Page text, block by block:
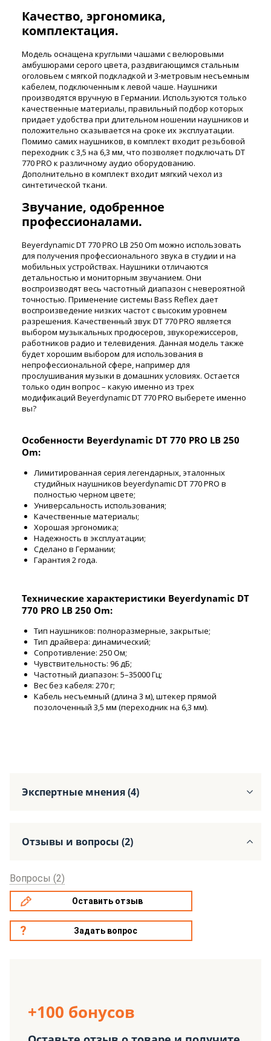
Качество, эргономика,
комплектация.
Модель оснащена круглыми чашами с велюровыми
амбушюрами серого цвета, раздвигающимся стальным
оголовьем с мягкой подкладкой и 3-метровым несъемным
кабелем, подключенным к левой чаше. Наушники
производятся вручную в Германии. Используются только
качественные материалы, правильный подбор которых
придает удобства при длительном ношении наушников и
положительно сказывается на сроке их эксплуатации.
Помимо самих наушников, в комплект входит резьбовой
переходник с 3,5 на 6,3 мм, что позволяет подключать DT
770 PRO к различному аудио оборудованию.
Дополнительно в комплект входит мягкий чехол из
синтетической ткани.
Звучание, одобренное
профессионалами.
Beyerdynamic DT 770 PRO LB 250 Om можно использовать
для получения профессионального звука в студии и на
мобильных устройствах. Наушники отличаются
детальностью и мониторным звучанием. Они
воспроизводят весь частотный диапазон с невероятной
точностью. Применение системы Bass Reflex дает
воспроизведение низких частот с высоким уровнем
разрешения. Качественный звук DT 770 PRO является
выбором музыкальных продюсеров, звукорежиссеров,
работников радио и телевидения. Данная модель также
будет хорошим выбором для использования в
непрофессиональной сфере, например для
прослушивания музыки в домашних условиях. Остается
только один вопрос – какую именно из трех
модификаций Beyerdynamic DT 770 PRO выберете именно
вы?
Особенности Beyerdynamic DT 770 PRO LB 250
Om:
Лимитированная серия легендарных, эталонных
студийных наушников beyerdynamic DT 770 PRO в
полностью черном цвете;
Универсальность использования;
Качественные материалы;
Хорошая эргономика;
Надежность в эксплуатации;
Сделано в Германии;
Гарантия 2 года.
Технические характеристики Beyerdynamic DT
770 PRO LB 250 Om:
Тип наушников: полноразмерные, закрытые;
Тип драйвера: динамический;
Сопротивление: 250 Ом;
Чувствительность: 96 дБ;
Частотный диапазон: 5–35000 Гц;
Вес без кабеля: 270 г;
Кабель несъемный (длина 3 м), штекер прямой
позолоченный 3,5 мм (переходник на 6,3 мм).
Экспертные мнения (4)
Отзывы и вопросы (2)
Вопросы (2)
Оставить отзыв
Задать вопрос
+100 бонусов